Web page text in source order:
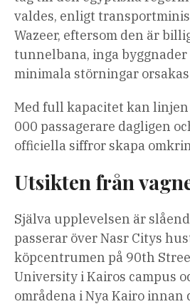
valdes, enligt
Wazeer, eftersom den är
tunnelbana, inga
minimala störningar orsakas
Med full kapacitet kan
000 passagerare dagligen
officiella siffror skapa
Utsikten från
Själva upplevelsen är
passerar över Nasr Citys
köpcentrumen på 90th
University i Kairos campus
områdena i Nya Kairo innan